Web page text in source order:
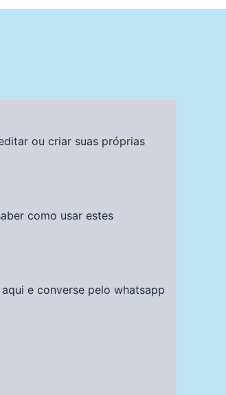
ou criar suas próprias
como usar estes
e converse pelo whatsapp